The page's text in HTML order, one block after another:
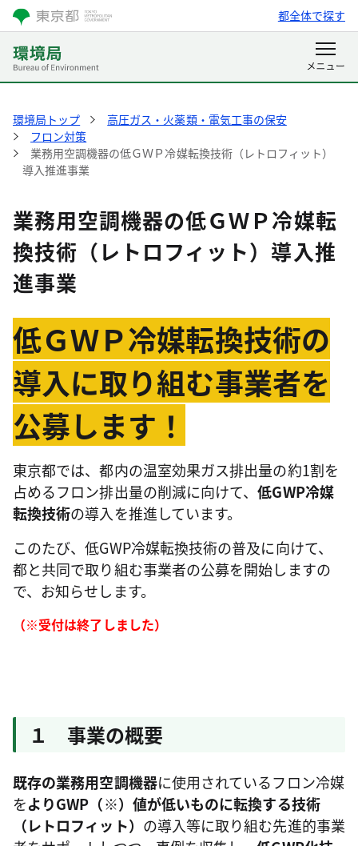
都全体で探す
環境局トップ
高圧ガス・火薬類・電気工事の保安
フロン対策
業務用空調機器の低ＧＷＰ冷媒転換技術（レトロフィット）
導入推進事業
業務用空調機器の低ＧＷＰ冷媒転
換技術（レトロフィット）導入推
進事業
低ＧＷＰ冷媒転換技術の
導入に取り組む事業者を
公募します！
東京都では、都内の温室効果ガス排出量の約1割を
占めるフロン排出量の削減に向けて、低GWP冷媒
転換技術の導入を推進しています。
このたび、低GWP冷媒転換技術の普及に向けて、
都と共同で取り組む事業者の公募を開始しますの
で、お知らせします。
（※受付は終了しました）
１ 事業の概要
既存の業務用空調機器に使用されているフロン冷媒
をよりGWP（※）値が低いものに転換する技術
（レトロフィット） の導入等に取り組む先進的事業